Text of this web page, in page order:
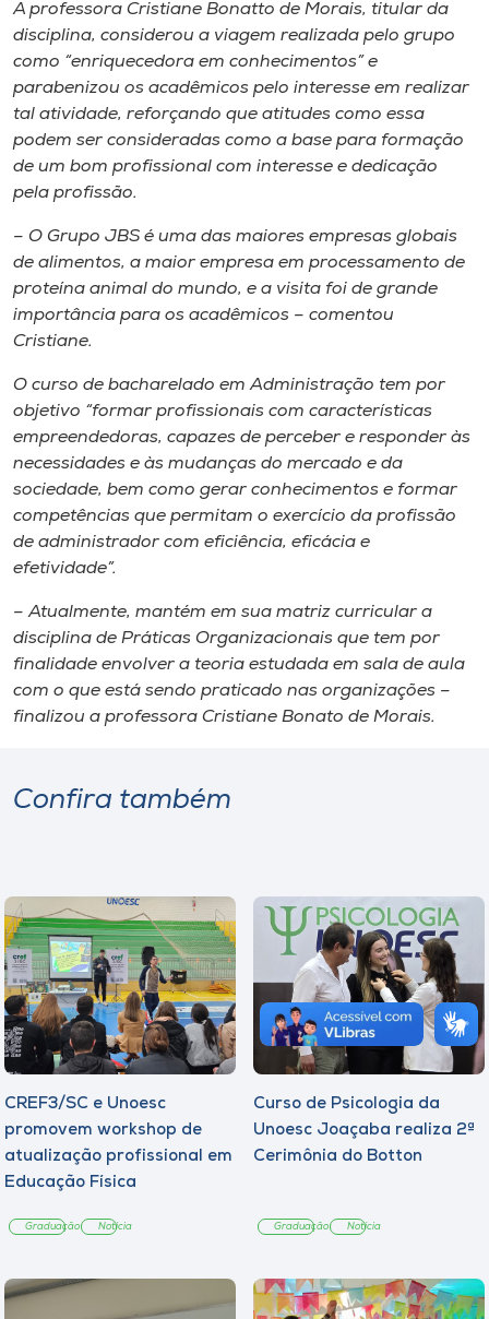
Selecione
A+
A-
A professora Cristiane Bonatto de Morais, titular da
disciplina, considerou a viagem realizada pelo grupo
como “enriquecedora em conhecimentos” e
parabenizou os acadêmicos pelo interesse em realizar
tal atividade, reforçando que atitudes como essa
podem ser consideradas como a base para formação
de um bom profissional com interesse e dedicação
pela profissão.
– O Grupo JBS é uma das maiores empresas globais
de alimentos, a maior empresa em processamento de
proteína animal do mundo, e a visita foi de grande
importância para os acadêmicos – comentou
Cristiane.
O curso de bacharelado em Administração tem por
objetivo “formar profissionais com características
empreendedoras, capazes de perceber e responder às
necessidades e às mudanças do mercado e da
sociedade, bem como gerar conhecimentos e formar
competências que permitam o exercício da profissão
de administrador com eficiência, eficácia e
efetividade”.
– Atualmente, mantém em sua matriz curricular a
disciplina de Práticas Organizacionais que tem por
finalidade envolver a teoria estudada em sala de aula
com o que está sendo praticado nas organizações –
finalizou a professora Cristiane Bonato de Morais.
Confira também
CREF3/SC e Unoesc
promovem workshop de
atualização profissional em
Educação Física
Graduação Notícia
Curso de Psicologia da
Unoesc Joaçaba realiza 2ª
Cerimônia do Botton
Graduação Notícia